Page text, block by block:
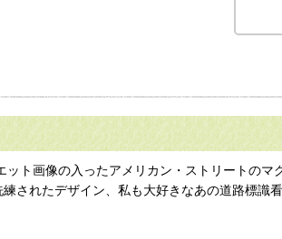
ット画像の入ったアメリカン・ストリートの
されたデザイン、私も大好きなあの道路標識